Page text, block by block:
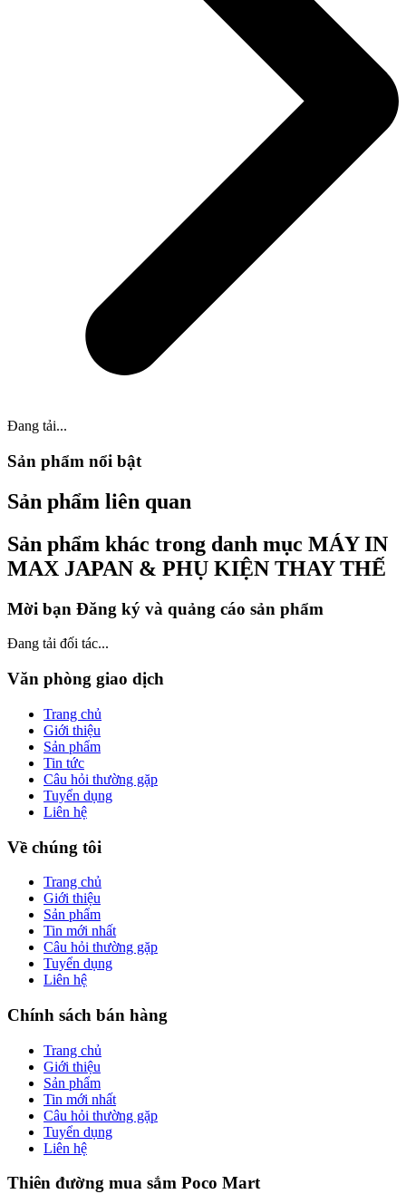
Đang tải...
Sản phẩm nổi bật
Sản phẩm liên quan
Sản phẩm khác trong danh mục MÁY IN
MAX JAPAN & PHỤ KIỆN THAY THẾ
Mời bạn Đăng ký và quảng cáo sản phẩm
Đang tải đối tác...
Văn phòng giao dịch
Trang chủ
Giới thiệu
Sản phẩm
Tin tức
Câu hỏi thường gặp
Tuyển dụng
Liên hệ
Về chúng tôi
Trang chủ
Giới thiệu
Sản phẩm
Tin mới nhất
Câu hỏi thường gặp
Tuyển dụng
Liên hệ
Chính sách bán hàng
Trang chủ
Giới thiệu
Sản phẩm
Tin mới nhất
Câu hỏi thường gặp
Tuyển dụng
Liên hệ
Thiên đường mua sắm Poco Mart